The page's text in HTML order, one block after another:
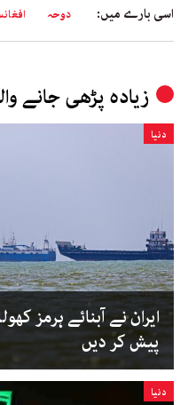
اسی بارے میں: دوحہ
زیادہ پڑھی جانے
دنیا
ایران نے آبنائے ہرمز
پیش کر دیں
دنیا